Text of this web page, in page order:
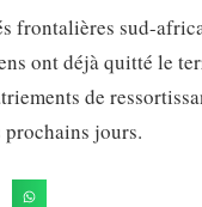
frontalières sud-
ont déjà quitté le
de
prochains jours.